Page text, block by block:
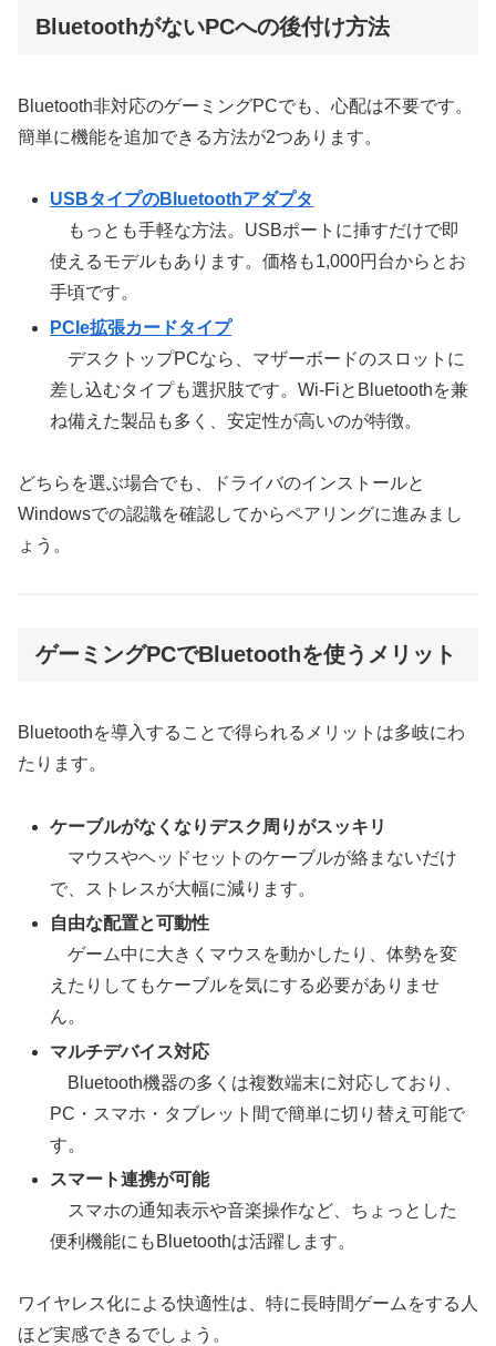
BluetoothがないPCへの後付け方法
Bluetooth非対応のゲーミングPCでも、心配は不要です。
簡単に機能を追加できる方法が2つあります。
USBタイプのBluetoothアダプタ
もっとも手軽な方法。USBポートに挿すだけで即
使えるモデルもあります。価格も1,000円台からとお
手頃です。
PCIe拡張カードタイプ
デスクトップPCなら、マザーボードのスロットに
差し込むタイプも選択肢です。Wi-FiとBluetoothを兼
ね備えた製品も多く、安定性が高いのが特徴。
どちらを選ぶ場合でも、ドライバのインストールと
Windowsでの認識を確認してからペアリングに進みまし
ょう。
ゲーミングPCでBluetoothを使うメリット
Bluetoothを導入することで得られるメリットは多岐にわ
たります。
ケーブルがなくなりデスク周りがスッキリ
マウスやヘッドセットのケーブルが絡まないだけ
で、ストレスが大幅に減ります。
自由な配置と可動性
ゲーム中に大きくマウスを動かしたり、体勢を変
えたりしてもケーブルを気にする必要がありませ
ん。
マルチデバイス対応
Bluetooth機器の多くは複数端末に対応しており、
PC・スマホ・タブレット間で簡単に切り替え可能で
す。
スマート連携が可能
スマホの通知表示や音楽操作など、ちょっとした
便利機能にもBluetoothは活躍します。
ワイヤレス化による快適性は、特に長時間ゲームをする人
ほど実感できるでしょう。